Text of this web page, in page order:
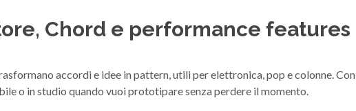
Chord e performance features
accordi e idee in pattern, utili per elettronica, pop e colonne. Con
o in studio quando vuoi prototipare senza perdere il momento.